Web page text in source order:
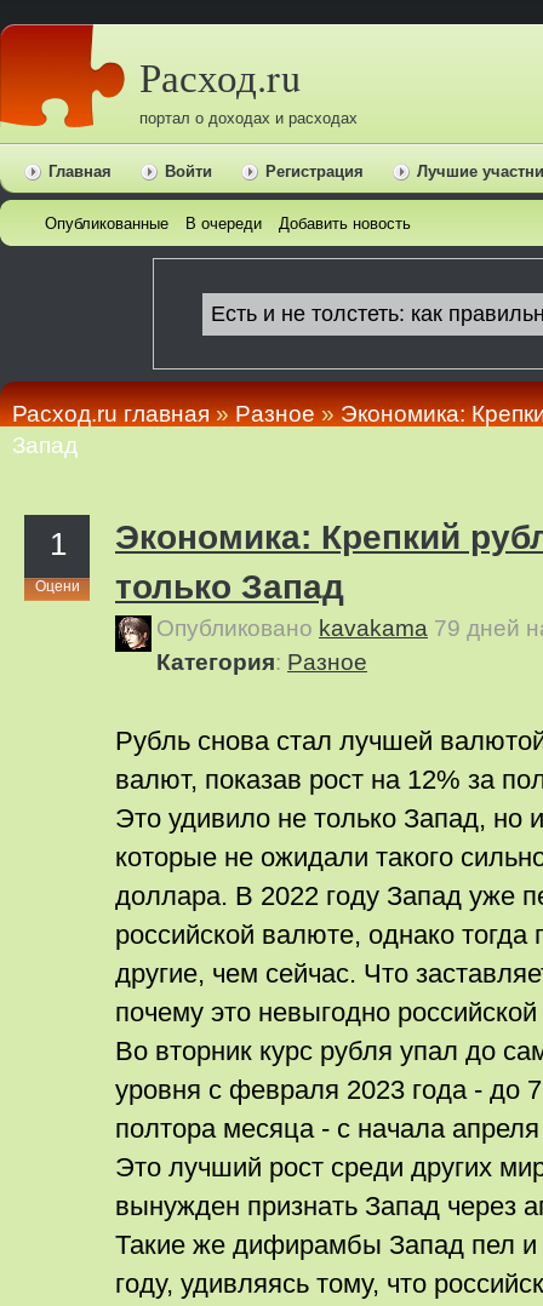
Расход.ru
портал о доходах и расходах
Главная Войти Регистрация Лучшие
Опубликованные В очереди Добавить новость
Расход.ru главная»Pазное»Экономика:
Запад
1
Оцени
Экономика: Крепкий
только Запад
Опубликовано kavakama 79 дней
Категория: Pазное
Рубль снова стал лучшей
валют, показав рост на 12% за
Это удивило не только Запад, но
которые не ожидали такого
доллара. В 2022 году Запад уже
российской валюте, однако
другие, чем сейчас. Что
почему это невыгодно
Во вторник курс рубля упал до
уровня с февраля 2023 года - до
полтора месяца - с начала
Это лучший рост среди других
вынужден признать Запад через
Такие же дифирамбы Запад пел и
году, удивляясь тому, что